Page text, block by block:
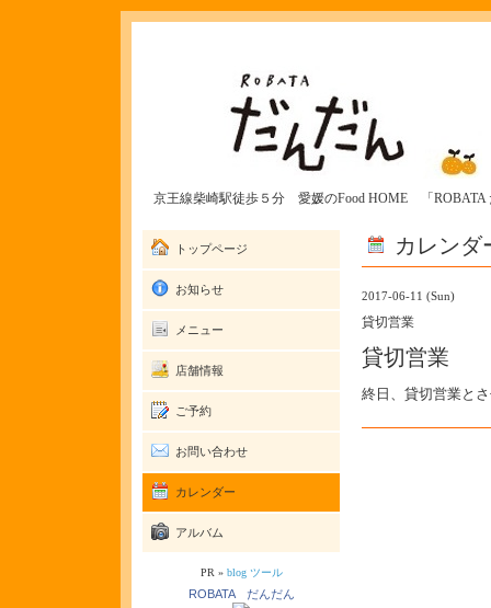
京王線柴崎駅徒歩５分 愛媛のFood HOME 「ROBATA
カレンダ
2017-06-11 (Sun)
貸切営業
貸切営業
終日、貸切営業と
トップページ
お知らせ
メニュー
店舗情報
ご予約
お問い合わせ
カレンダー
アルバム
PR » blog ツール
ROBATA だんだん